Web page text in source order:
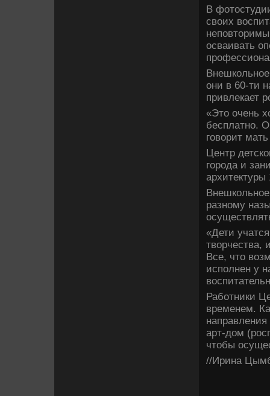
В
своих
осваивать
они в 60-ти
привлекает
«Это очень
бесплатно.
говорит
Центр
города и
архитектуры
разному
«Дети
творчества,
Все, что
исполнен у
Работники
временем.
арт-дом
чтобы
//Ирина